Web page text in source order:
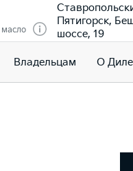
Пятигорск,
шоссе, 19
Владельцам О